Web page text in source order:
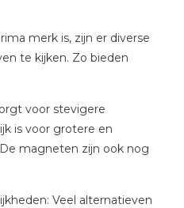
merk is, zijn er diverse
te kijken. Zo bieden
voor stevigere
is voor grotere en
magneten zijn ook nog
: Veel alternatieven